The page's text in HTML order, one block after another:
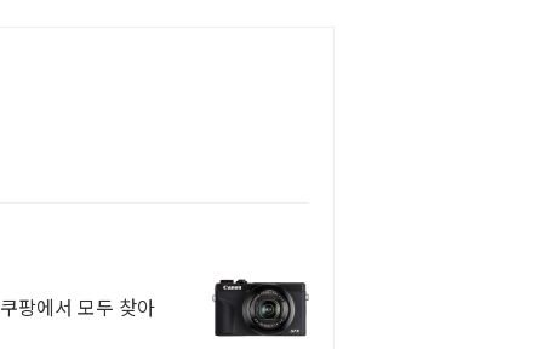
팡에서 모두 찾아